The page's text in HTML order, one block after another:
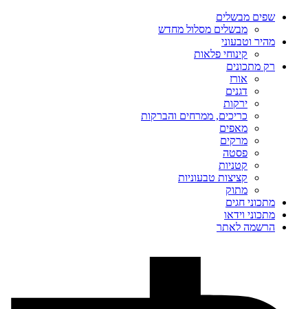
שפים מבשלים
מבשלים מסלול מחדש
מהיר וטבעוני
קינוחי פלאות
רק מתכונים
אורז
דגנים
ירקות
כריכים, ממרחים והברקות
מאפים
מרקים
פסטה
קטניות
קציצות טבעוניות
מתוק
מתכוני חגים
מתכוני וידאו
הרשמה לאתר